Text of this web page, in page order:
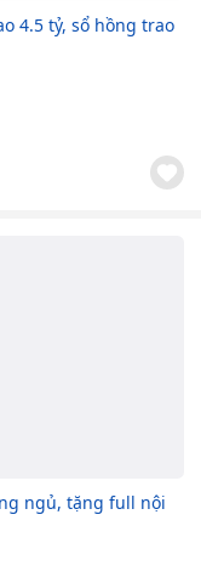
4.5 tỷ, sổ hồng trao
ngủ, tặng full nội